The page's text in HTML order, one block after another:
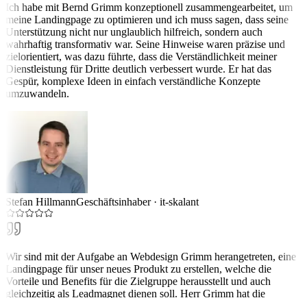
Ich habe mit Bernd Grimm konzeptionell zusammengearbeitet, um
meine Landingpage zu optimieren und ich muss sagen, dass seine
Unterstützung nicht nur unglaublich hilfreich, sondern auch
wahrhaftig transformativ war. Seine Hinweise waren präzise und
zielorientiert, was dazu führte, dass die Verständlichkeit meiner
Dienstleistung für Dritte deutlich verbessert wurde. Er hat das
Gespür, komplexe Ideen in einfach verständliche Konzepte
umzuwandeln.
Stefan HillmannGeschäftsinhaber· it-skalant
Wir sind mit der Aufgabe an Webdesign Grimm herangetreten, eine
Landingpage für unser neues Produkt zu erstellen, welche die
Vorteile und Benefits für die Zielgruppe herausstellt und auch
gleichzeitig als Leadmagnet dienen soll. Herr Grimm hat die